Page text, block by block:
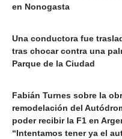
en Nonogasta
Una conductora fue
tras chocar contra una
Parque de la Ciudad
Fabián Turnes sobre la
remodelación del
poder recibir la F1 en
“Intentamos tener ya el